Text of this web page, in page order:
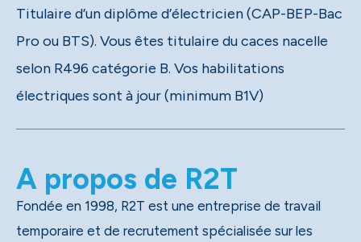
Titulaire d’un diplôme d’électricien (CAP-BEP-Bac
Pro ou BTS). Vous êtes titulaire du caces nacelle
selon R496 catégorie B. Vos habilitations
électriques sont à jour (minimum B1V)
A propos de R2T
Fondée en 1998, R2T est une entreprise de travail
temporaire et de recrutement spécialisée sur les